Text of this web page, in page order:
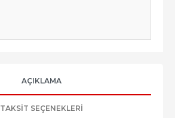
AÇIKLAMA
TAKSIT SEÇENEKLERI